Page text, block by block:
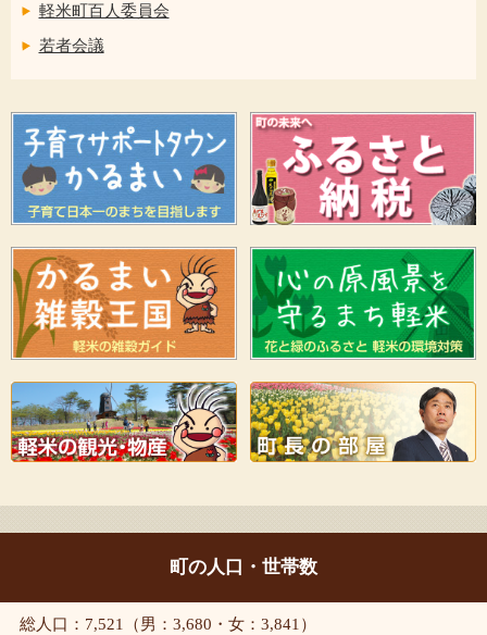
軽米町百人委員会
若者会議
町の人口・世帯数
総人口：7,521（男：3,680・女：3,841）